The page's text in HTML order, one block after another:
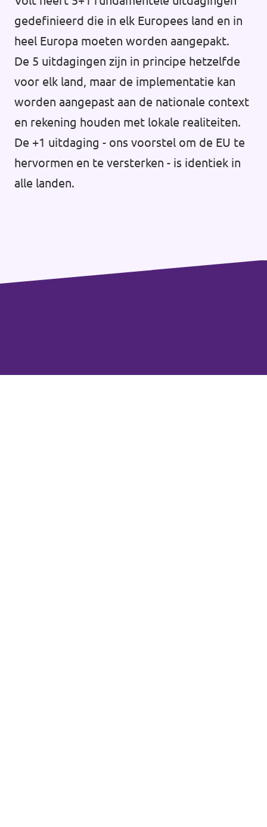
gedefinieerd die in elk Europees land en in
heel Europa moeten worden aangepakt.
De 5 uitdagingen zijn in principe hetzelfde
voor elk land, maar de implementatie kan
worden aangepast aan de nationale context
en rekening houden met lokale realiteiten.
De +1 uitdaging - ons voorstel om de EU te
hervormen en te versterken - is identiek in
alle landen.